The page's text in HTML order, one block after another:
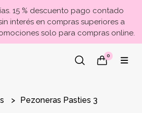
15 % descuento pago contado
interés en compras superiores a
solo para compras online.
0
Pezoneras Pasties 3